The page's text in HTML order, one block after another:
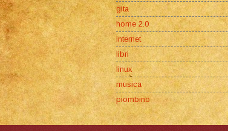
gita
home 2.0
internet
libri
linux
musica
piombino